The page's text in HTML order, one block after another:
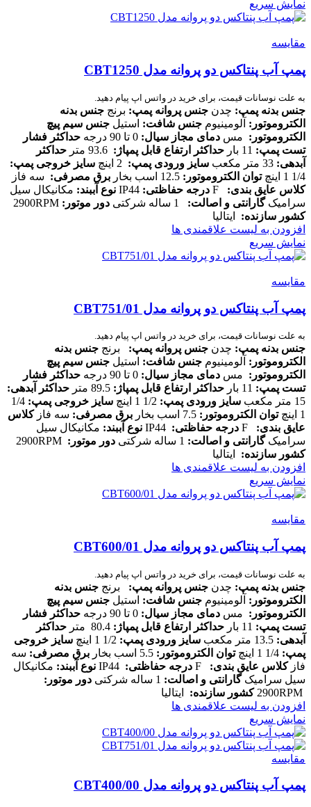
نمایش سریع
مقایسه
پمپ آب پنتاکس دو پروانه مدل CBT1250
به علت نوسانات قیمت، برای خرید در واتس اپ پیام دهید.
جنس بدنه پمپ: چدن جنس پروانه پمپ: برنج جنس بدنه
الکتروموتور : آلومینیوم جنس شافت: استیل جنس سیم پیچ
الکتروموتور : مس دمای مجاز سیال:
حداکثر فشار
تست پمپ: حداکثر ارتفاع قابل پمپاژ :
حداکثر
آبدهی: سایز ورودی پمپ: سایز خروجی پمپ:
1/4 1 اینچ
توان الکتروموتور : برق مصرفی: سه فاز
کلاس عایق بندی: درجه حفاظتی: نوع آببند: مکانیکال سیل
سرامیکگارانتی و اصالت: دور موتور :
کشور سازنده: ایتالیا
افزودن به لیست علاقمندی ها
نمایش سریع
مقایسه
پمپ آب پنتاکس دو پروانه مدل CBT751/01
به علت نوسانات قیمت، برای خرید در واتس اپ پیام دهید.
جنس بدنه پمپ: چدن جنس پروانه پمپ: برنج جنس بدنه
الکتروموتور: آلومینیوم جنس شافت: استیل جنس سیم پیچ
الکتروموتور: مس دمای مجاز سیال:
حداکثر فشار
تست پمپ:
حداکثر ارتفاع قابل پمپاژ:
حداکثر آبدهی:
15 متر مکعب
سایز ورودی پمپ: سایز خروجی پمپ: 1/4
1 اینچ
توان الکتروموتور: برق مصرفی: سه فازکلاس
عایق بندی:
درجه حفاظتی: نوع آببند: مکانیکال سیل
سرامیکگارانتی و اصالت: دور موتور:
کشور سازنده: ایتالیا
افزودن به لیست علاقمندی ها
نمایش سریع
مقایسه
پمپ آب پنتاکس دو پروانه مدل CBT600/01
به علت نوسانات قیمت، برای خرید در واتس اپ پیام دهید.
جنس بدنه پمپ: چدن جنس پروانه پمپ: برنج جنس بدنه
الکتروموتور: آلومینیوم جنس شافت: استیل جنس سیم پیچ
الکتروموتور: مس دمای مجاز سیال:
حداکثر فشار
تست پمپ:
حداکثر ارتفاع قابل پمپاژ:
حداکثر
آبدهی:
سایز ورودی پمپ:
سایز خروجی
پمپ:
توان الکتروموتور: برق مصرفی: سه
فازکلاس عایق بندی: درجه حفاظتی: نوع آببند: مکانیکال
سیل سرامیکگارانتی و اصالت:
دور موتور:
کشور سازنده: ایتالیا
افزودن به لیست علاقمندی ها
نمایش سریع
مقایسه
پمپ آب پنتاکس دو پروانه مدل CBT400/00